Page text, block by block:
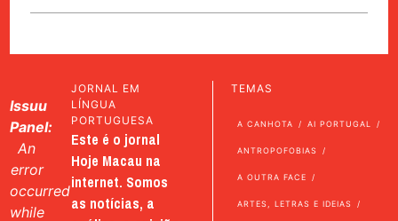
Issuu
Panel:
An
error
occurred
while
JORNAL EM
LÍNGUA
PORTUGUESA
Este é o jornal
Hoje Macau na
internet. Somos
as notícias, a
TEMAS
A CANHOTA AI PORTUGAL
ANTROPOFOBIAS
A OUTRA FACE
ARTES, LETRAS E IDEIAS